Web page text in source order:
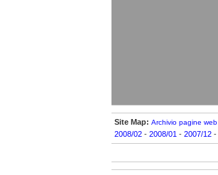
Site Map: Archivio pagine web
2008/02 - 2008/01 - 2007/12 -